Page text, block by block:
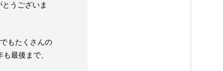
リアについて
の取り組み
うございま
もたくさんの
最後まで、